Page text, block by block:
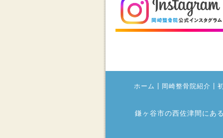
ホーム 岡崎整骨院紹介
鎌ヶ谷市の西佐津間にあ